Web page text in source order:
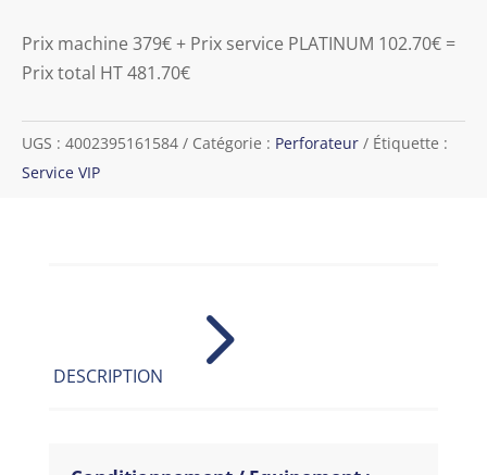
Prix machine 379€ + Prix service PLATINUM 102.70€ =
Prix total HT 481.70€
UGS : 4002395161584 Catégorie : Perforateur
Étiquette :
Service VIP
DESCRIPTION 5